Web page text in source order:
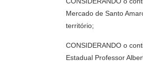
Mercado de Santo
território;
CONSIDERANDO o
Estadual Professor